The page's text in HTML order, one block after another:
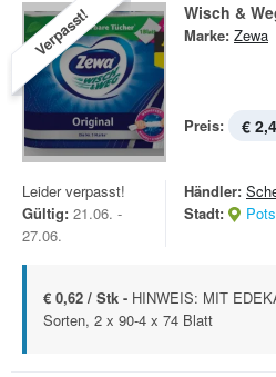
Verpasst! Wisch &
Marke: Zewa
Preis: €
Leider verpasst!
Gültig: 21.06. -
27.06.
Händler:
Stadt:
€ 0,62 / Stk - HINWEIS: MIT
Sorten, 2 x 90-4 x 74 Blatt